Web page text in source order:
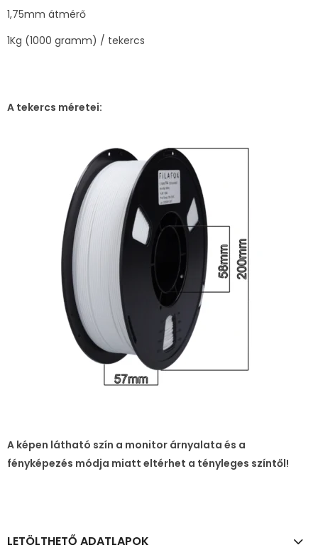
1,75mm átmérő
1Kg (1000 gramm) / tekercs
A tekercs méretei:
A képen látható szín a monitor árnyalata és a
fényképezés módja miatt eltérhet a tényleges színtől!
LETÖLTHETŐ ADATLAPOK